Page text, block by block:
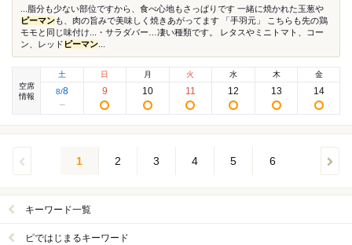
...脂分も少ない部位ですから、食べ心地もさっぱりです 一緒に焼かれた玉葱や
ピーマンも、肉の旨みで美味しく焼きあがってます 「手羽元」 こちらも先の鶏
モモと同じ味付け...・サラダバー…凄い種類です。 レタスやミニトマト、コー
ン、レッド ピーマン
空席
情報
土
8/8
日
9
月
10
火
11
水
12
木
13
金
14
1 2 3 4 5 6
キーワード一覧
ピではじまるキーワード